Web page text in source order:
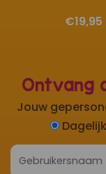
Ontvang
Jouw
€19,95